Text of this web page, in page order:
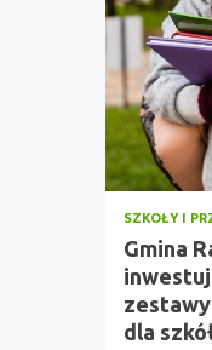
SZKOŁY I
Gmina
dla